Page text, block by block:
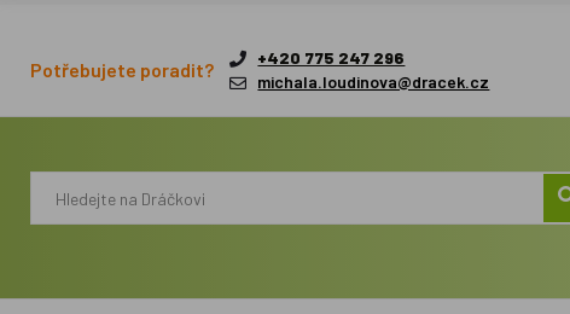
Potřebujete poradit?
+420 775 247 296
michala.loudinova@dracek.cz